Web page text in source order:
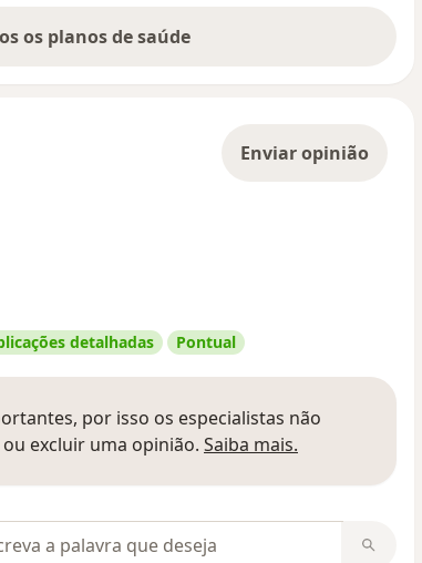
os planos de saúde
Enviar opinião
detalhadas Pontual
por isso os especialistas não
excluir uma opinião. Saiba mais.
em opiniões